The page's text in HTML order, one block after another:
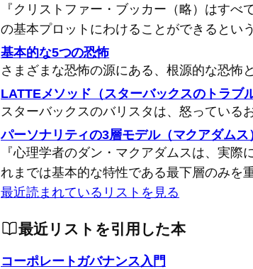
『クリストファー・ブッカー（略）はす
の基本プロットにわけることができるとい
基本的な5つの恐怖
さまざまな恐怖の源にある、根源的な恐怖と
LATTEメソッド（スターバックスのトラブ
スターバックスのバリスタは、怒っている
パーソナリティの3層モデル（マクアダムス
『心理学者のダン・マクアダムスは、実際
れまでは基本的な特性である最下層のみを
最近読まれているリストを見る
最近リストを引用した本
コーポレートガバナンス入門